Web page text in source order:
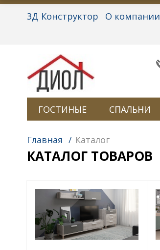
3Д Конструктор О компании
ГОСТИНЫЕ СПАЛЬНИ
Главная / Каталог
КАТАЛОГ ТОВАРОВ